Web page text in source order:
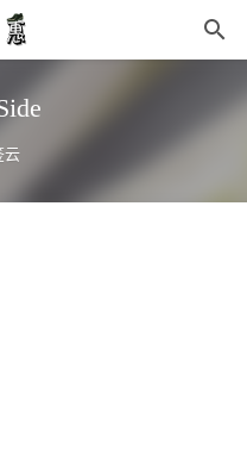
云
光，认真的？
酷的衣服
裂」鞋面头一次见!